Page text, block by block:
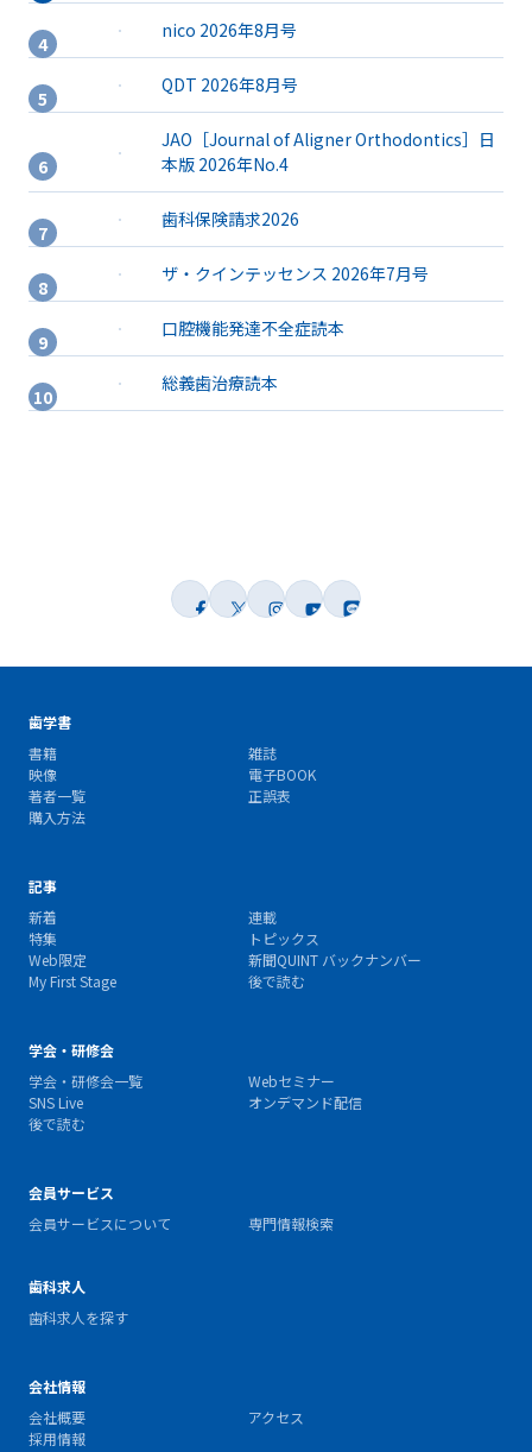
nico 2026年8月号
QDT 2026年8月号
JAO［Journal of Aligner Orthodontics］日
本版 2026年No.4
歯科保険請求2026
ザ・クインテッセンス 2026年7月号
口腔機能発達不全症読本
総義歯治療読本
歯学書
書籍
雑誌
映像
電子BOOK
著者一覧
正誤表
購入方法
記事
新着
連載
特集
トピックス
Web限定
新聞QUINT バックナンバー
My First Stage
後で読む
学会・研修会
学会・研修会一覧
Webセミナー
SNS Live
オンデマンド配信
後で読む
会員サービス
会員サービスについて
専門情報検索
歯科求人
歯科求人を探す
会社情報
会社概要
アクセス
採用情報